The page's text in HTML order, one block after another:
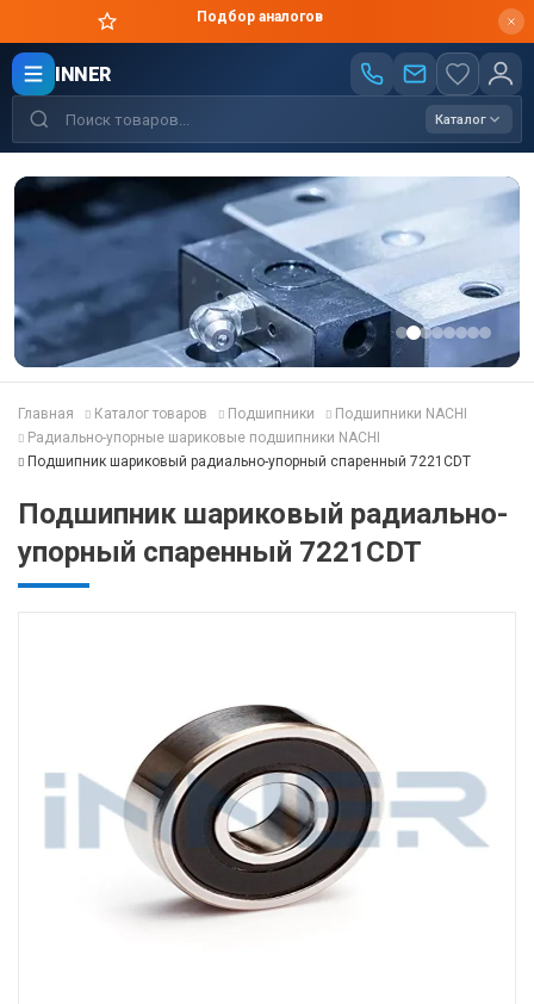
Цены производителя
INNER
Каталог
Главная Каталог товаров Подшипники
Подшипники NACHI
Радиально-упорные шариковые подшипники NACHI
Подшипник шариковый радиально-упорный спаренный 7221CDT
Подшипник шариковый радиально-
упорный спаренный 7221CDT